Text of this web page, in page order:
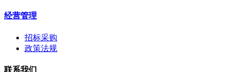
经营管理
招标采购
政策法规
联系我们